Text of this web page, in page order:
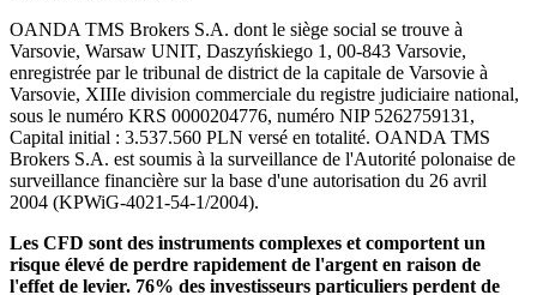
OANDA TMS Brokers S.A. dont le siège social se trouve à
Varsovie, Warsaw UNIT, Daszyńskiego 1, 00-843 Varsovie,
enregistrée par le tribunal de district de la capitale de Varsovie à
Varsovie, XIIIe division commerciale du registre judiciaire national,
sous le numéro KRS 0000204776, numéro NIP 5262759131,
Capital initial : 3.537.560 PLN versé en totalité. OANDA TMS
Brokers S.A. est soumis à la surveillance de l'Autorité polonaise de
surveillance financière sur la base d'une autorisation du 26 avril
2004 (KPWiG-4021-54-1/2004).
Les CFD sont des instruments complexes et comportent un
risque élevé de perdre rapidement de l'argent en raison de
l'effet de levier. 76% des investisseurs particuliers perdent de